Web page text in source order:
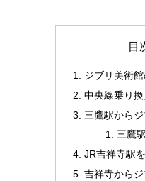
目
ジブリ美術
中央線乗り換
三鷹駅から
三鷹
JR吉祥寺駅
吉祥寺から